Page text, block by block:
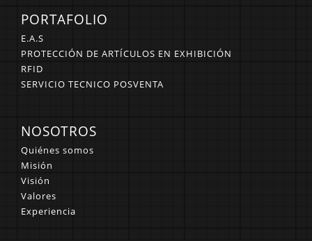
PORTAFOLIO
E.A.S
PROTECCIÓN DE ARTÍCULOS EN EXHIBICIÓN
RFID
SERVICIO TECNICO POSVENTA
NOSOTROS
Quiénes somos
Misión
Visión
Valores
Experiencia